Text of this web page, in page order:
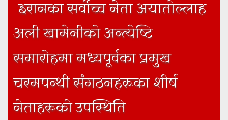
इरानका सर्वोच्च नेता अयातोल्लाह
अली खामेनीको अन्त्येष्टि
समारोहमा मध्यपूर्वका प्रमुख
चरमपन्थी संगठनहरूका शीर्ष
नेताहरूको उपस्थिति